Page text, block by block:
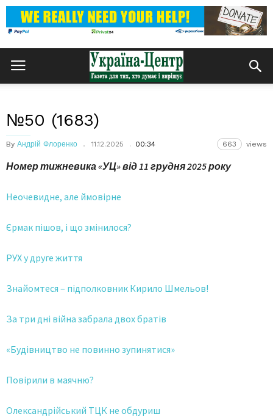
№50 (1683)
By Андрій Флоренко 11.12.2025 00:34 663 views
Номер тижневика «УЦ» від11 грудня 2025 року
Неочевидне, але ймовірне
Єрмак пішов, і що змінилося?
РУХ у друге життя
Знайомтеся – підполковник Кирило Шмельов!
За три дні війна забрала двох братів
«Будівництво не повинно зупинятися»
Повірили в маячню?
Олександрійський ТЦК не обдуриш